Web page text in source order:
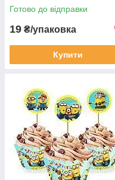
Готово до відправки
19 ₴/упаковка
Купити